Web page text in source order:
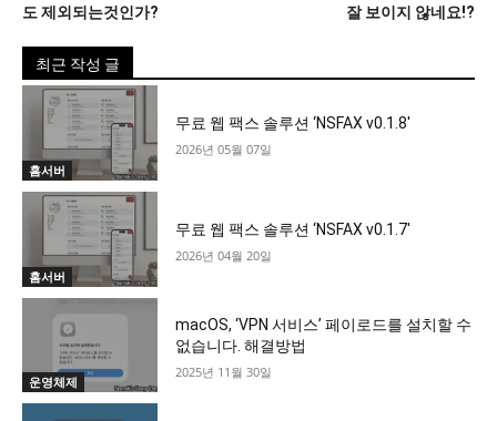
도 제외되는것인가?
잘 보이지 않네요!?
최근 작성 글
홈서버
무료 웹 팩스 솔루션 ‘NSFAX v0.1.8′
2026년 05월 07일
홈서버
무료 웹 팩스 솔루션 ‘NSFAX v0.1.7′
2026년 04월 20일
운영체제
macOS, ‘VPN 서비스’ 페이로드를 설치할 수
없습니다. 해결방법
2025년 11월 30일